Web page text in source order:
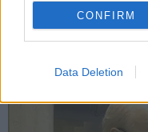
CONFIRM
Data Deletion